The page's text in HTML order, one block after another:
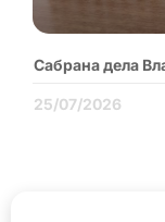
Сабрана дела
25/07/2026